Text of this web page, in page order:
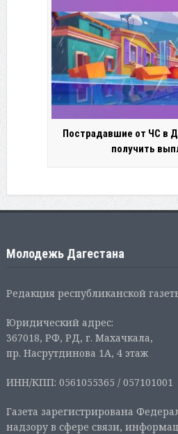
Пострадавшие от ЧС в
получить
Молодежь Дагестана
Редакция республиканской
Юридический адрес:
367018, РФ, РД, г. Махачкала,
пр. Насрутдинова 1А, 4 этаж
ИНН/КПП: 0561055365 / 057101001
Газета зарегистрирована
надзору в сфере связи,